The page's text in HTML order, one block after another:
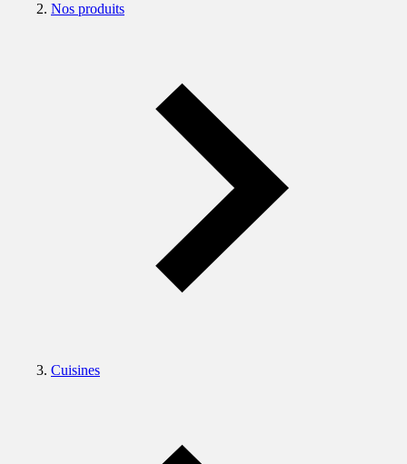
Nos produits
Cuisines